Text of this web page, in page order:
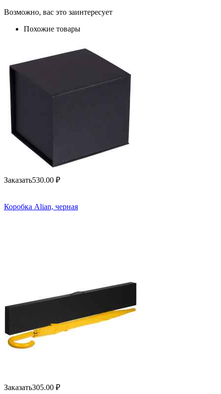
Возможно, вас это заинтересует
Похожие товары
Заказать530.00 ₽
Коробка Alian, черная
Заказать305.00 ₽